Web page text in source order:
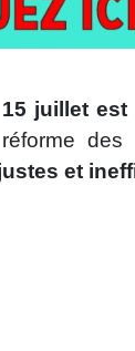
juillet est
des
et